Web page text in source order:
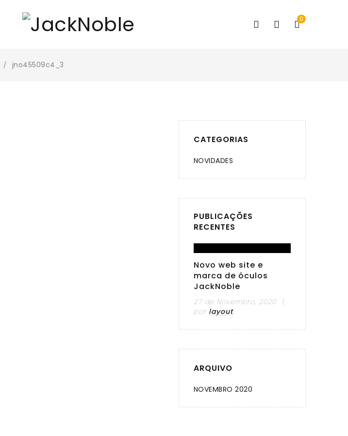
0
/ jno45509c4_3
CATEGORIAS
NOVIDADES
PUBLICAÇÕES
RECENTES
Novo web site e
marca de óculos
JackNoble
27 de Novembro, 2020
por layout
ARQUIVO
NOVEMBRO 2020